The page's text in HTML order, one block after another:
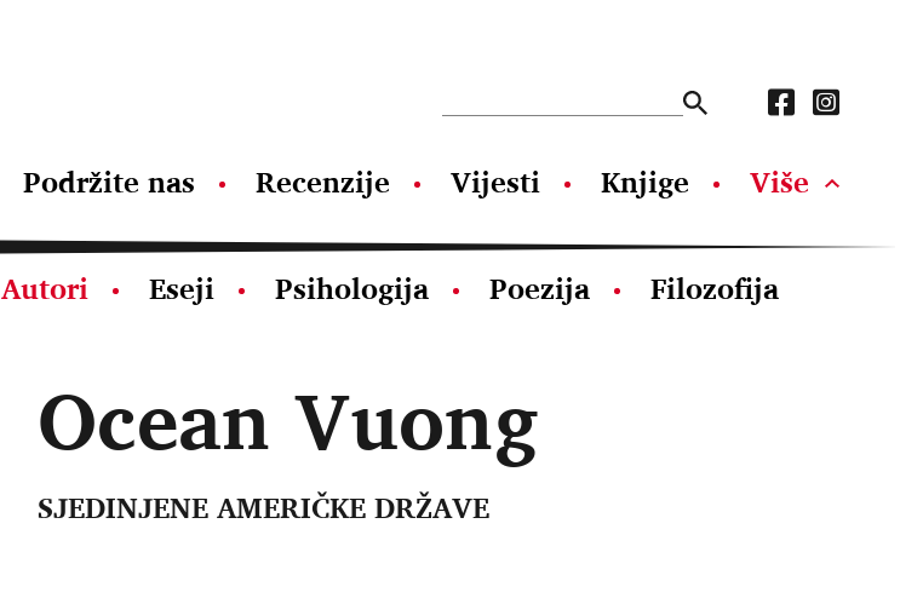
Podržite nas Recenzije Vijesti Knjige Više
Autori Eseji Psihologija Poezija Filozofija
Ocean Vuong
SJEDINJENE AMERIČKE DRŽAVE